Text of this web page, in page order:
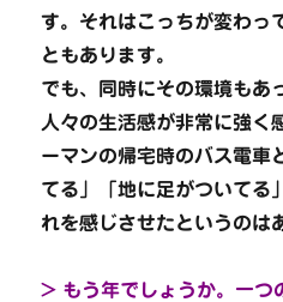
す。それはこっちが変わっ
ともあります。
でも、同時にその環境もあ
人々の生活感が非常に強く
ーマンの帰宅時のバス電車
てる」「地に足がついてる
れを感じさせたというのは
> もう年でしょうか。一つ